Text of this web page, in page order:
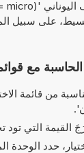
مع قوائم
من قائمة
'.
القيمة التي تود
حدد الوحدة